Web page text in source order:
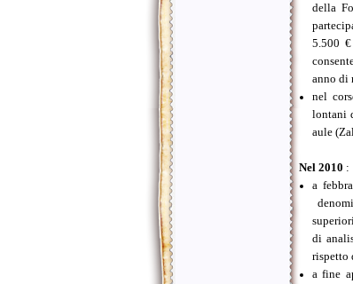
della
5.500
anno di
nel
lontani
aule
Nel 2010 :
a
di
rispetto
a fine